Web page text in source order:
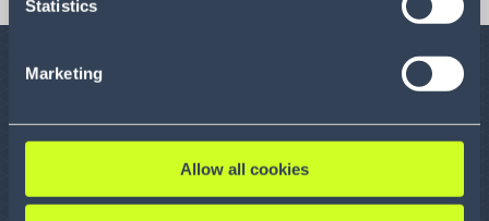
consent and the service providers we use, please refer to
Statistics
Marketing
Allow all cookies
le WMS pour gérer la demande de main-d’œuvre